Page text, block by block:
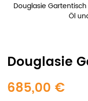
Douglasie
685,00 €
Douglasie
Öl